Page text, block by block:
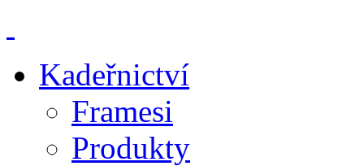
Kadeřnictví
Framesi
Produkty